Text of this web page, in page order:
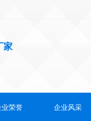
家
业荣誉 企业风采